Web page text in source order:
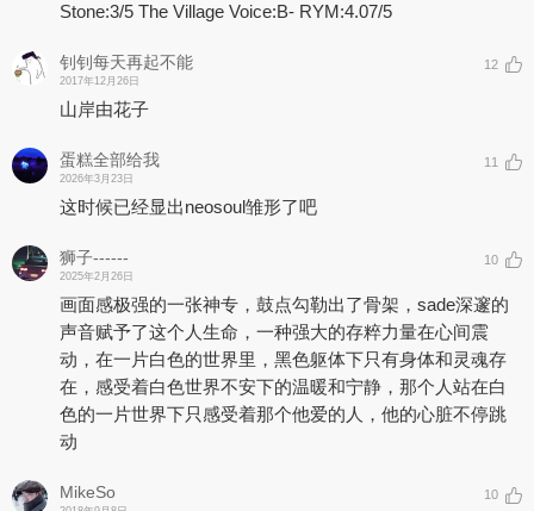
Stone:3/5 The Village Voice:B- RYM:4.07/5
钊钊每天再起不能
2017年12月26日
12
山岸由花子
蛋糕全部给我
2026年3月23日
11
这时候已经显出neosoul雏形了吧
狮子------
2025年2月26日
10
画面感极强的一张神专，鼓点勾勒出了骨架，sade深邃的
声音赋予了这个人生命，一种强大的存粹力量在心间震
动，在一片白色的世界里，黑色躯体下只有身体和灵魂存
在，感受着白色世界不安下的温暖和宁静，那个人站在白
色的一片世界下只感受着那个他爱的人，他的心脏不停跳
动
MikeSo 10